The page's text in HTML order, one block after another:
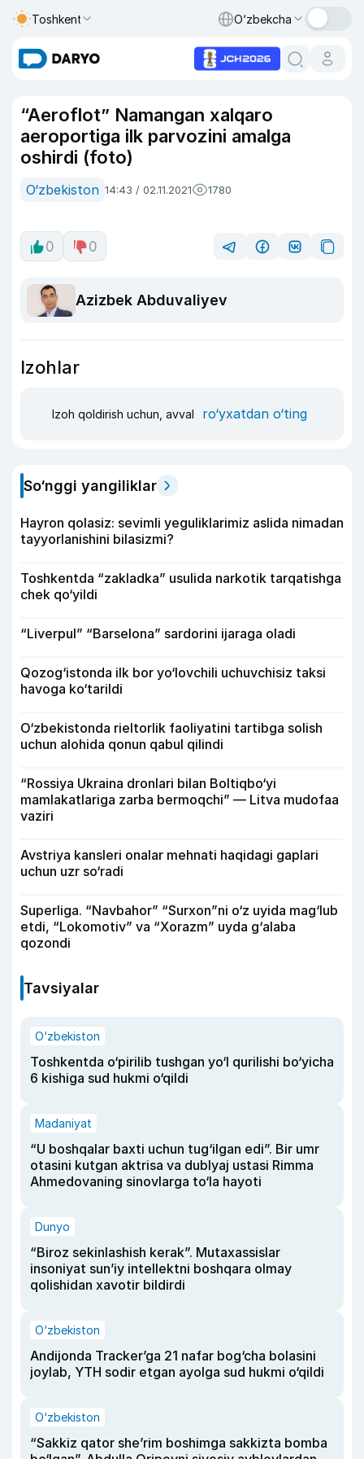
Toshkent O‘zbekcha
“Aeroflot” Namangan xalqaro
aeroportiga ilk parvozini amalga
oshirdi (foto)
O‘zbekiston 14:43 / 02.11.2021 1780
0 0
Azizbek Abduvaliyev
Izohlar
Izoh qoldirish uchun, avval ro‘yxatdan o‘ting
So‘nggi yangiliklar
Hayron qolasiz: sevimli yeguliklarimiz aslida nimadan
tayyorlanishini bilasizmi?
Toshkentda “zakladka” usulida narkotik tarqatishga
chek qo‘yildi
“Liverpul” “Barselona” sardorini ijaraga oladi
Qozog‘istonda ilk bor yo‘lovchili uchuvchisiz taksi
havoga ko‘tarildi
O‘zbekistonda rieltorlik faoliyatini tartibga solish
uchun alohida qonun qabul qilindi
“Rossiya Ukraina dronlari bilan Boltiqbo‘yi
mamlakatlariga zarba bermoqchi” — Litva mudofaa
vaziri
Avstriya kansleri onalar mehnati haqidagi gaplari
uchun uzr so‘radi
Superliga. “Navbahor” “Surxon”ni o‘z uyida mag‘lub
etdi, “Lokomotiv” va “Xorazm” uyda g‘alaba
qozondi
Tavsiyalar
O‘zbekiston
Toshkentda o‘pirilib tushgan yo‘l qurilishi bo‘yicha
6 kishiga sud hukmi o‘qildi
Madaniyat
“U boshqalar baxti uchun tug‘ilgan edi”. Bir umr
otasini kutgan aktrisa va dublyaj ustasi Rimma
Ahmedovaning sinovlarga to‘la hayoti
Dunyo
“Biroz sekinlashish kerak”. Mutaxassislar
insoniyat sun’iy intellektni boshqara olmay
qolishidan xavotir bildirdi
O‘zbekiston
Andijonda Tracker’ga 21 nafar bog‘cha bolasini
joylab, YTH sodir etgan ayolga sud hukmi o‘qildi
O‘zbekiston
“Sakkiz qator she’rim boshimga sakkizta bomba